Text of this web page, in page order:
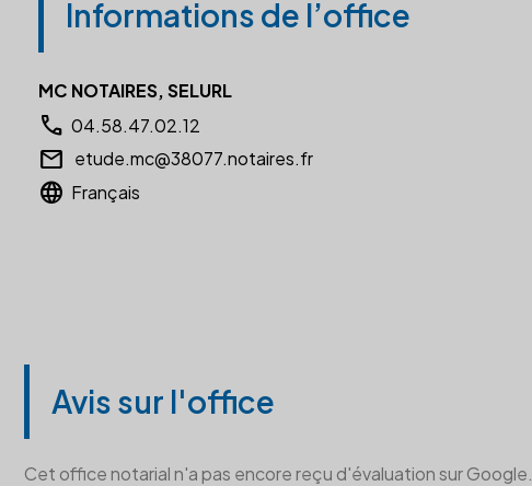
Informations de l’office
MC NOTAIRES, SELURL
call 04.58.47.02.12
email etude.mc@38077.notaires.fr
language Français
Avis sur l'office
Cet office notarial n'a pas encore reçu d'évaluation sur Google.